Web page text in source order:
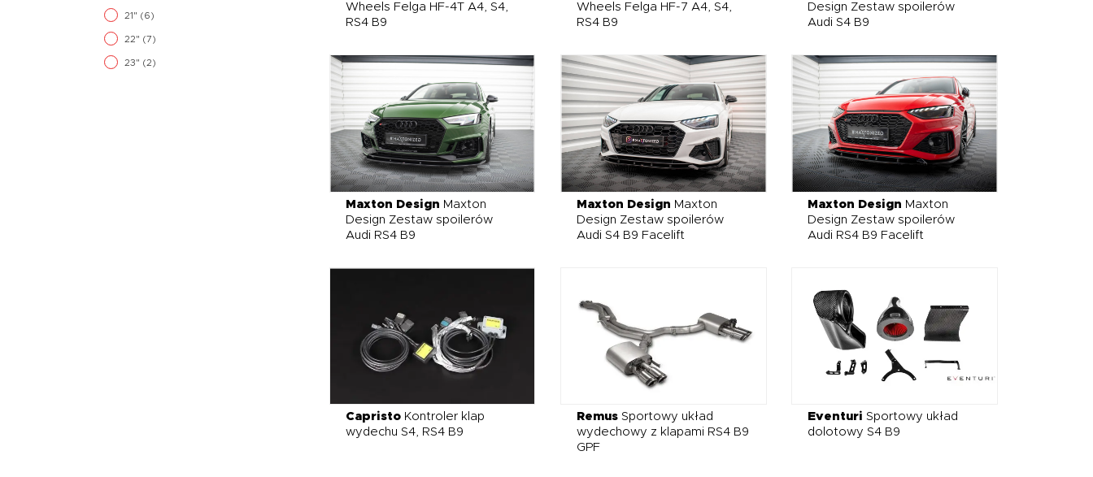
21" (6)
22" (7)
23" (2)
Wheels Felga HF-4T A4, S4,
RS4 B9
Wheels Felga HF-7 A4, S4,
RS4 B9
Design Zestaw spoilerów
Audi S4 B9
Maxton Design Maxton
Design Zestaw spoilerów
Audi RS4 B9
Maxton Design Maxton
Design Zestaw spoilerów
Audi S4 B9 Facelift
Maxton Design Maxton
Design Zestaw spoilerów
Audi RS4 B9 Facelift
CapristoKontroler klap
wydechu S4, RS4 B9
RemusSportowy układ
wydechowy z klapami RS4 B9
GPF
Eventuri Sportowy układ
dolotowy S4 B9